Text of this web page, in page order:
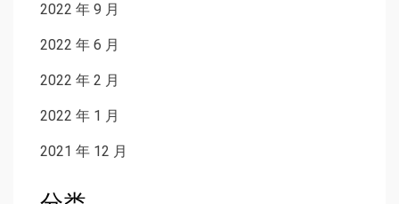
2022 年 9 月
2022 年 6 月
2022 年 2 月
2022 年 1 月
2021 年 12 月